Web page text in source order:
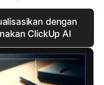
dengan
ClickUp AI